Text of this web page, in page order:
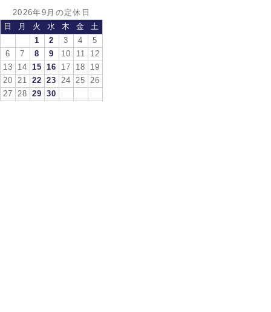
2026年9月の定休日
日
月 火 水 木 金
土
1
2 3 4
5
6
7 8 9 10 11
12
13
14 15 16 17 18
19
20
21 22 23 24 25
26
27
28 29 30